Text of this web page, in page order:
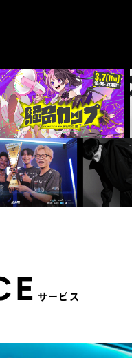
サービス